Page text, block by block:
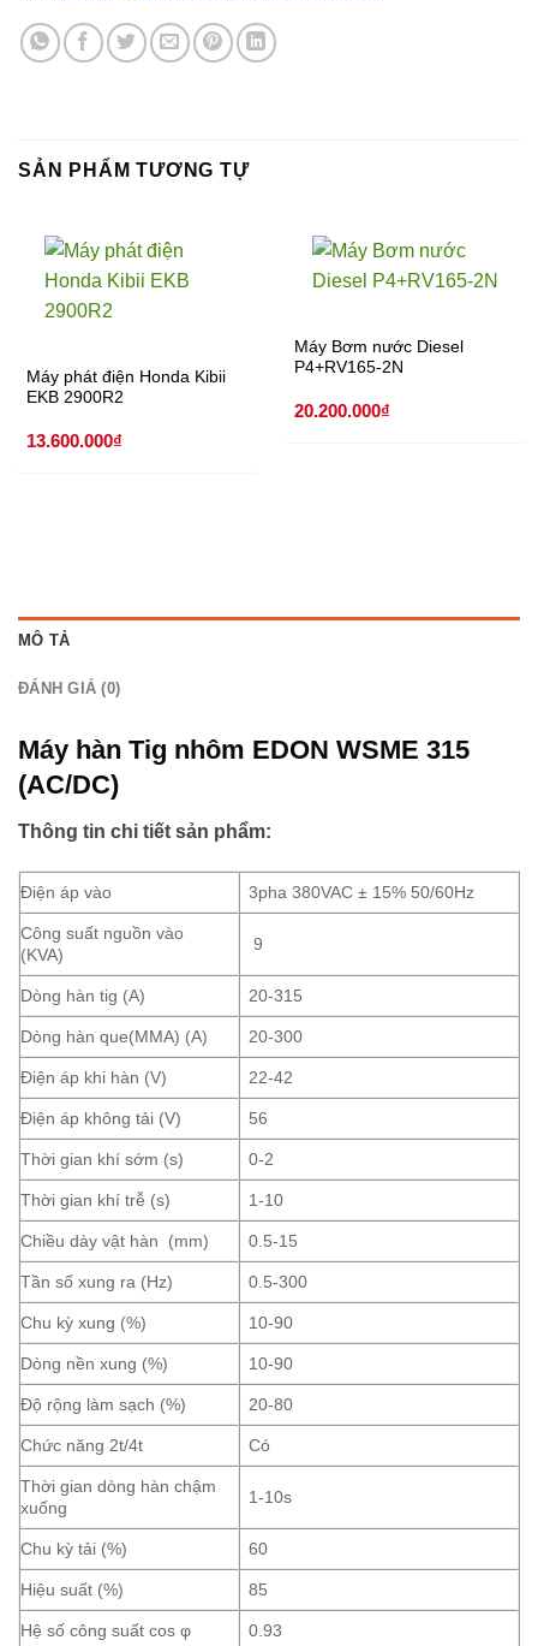
SẢN PHẨM TƯƠNG TỰ
Máy phát điện Honda Kibii
EKB 2900R2
13.600.000₫
Máy Bơm nước Diesel
P4+RV165-2N
20.200.000₫
MÔ TẢ
ĐÁNH GIÁ (0)
Máy hàn Tig nhôm EDON WSME 315
(AC/DC)
Thông tin chi tiết sản phẩm:
Điện áp vào 3pha 380VAC ± 15% 50/60Hz
Công suất nguồn vào
(KVA)
9
Dòng hàn tig (A) 20-315
Dòng hàn que(MMA) (A) 20-300
Điện áp khi hàn (V) 22-42
Điện áp không tải (V) 56
Thời gian khí sớm (s) 0-2
Thời gian khí trễ (s) 1-10
Chiều dày vật hàn (mm) 0.5-15
Tần số xung ra (Hz) 0.5-300
Chu kỳ xung (%) 10-90
Dòng nền xung (%) 10-90
Độ rộng làm sạch (%) 20-80
Chức năng 2t/4t Có
Thời gian dòng hàn chậm
xuống
1-10s
Chu kỳ tải (%) 60
Hiệu suất (%) 85
Hệ số công suất cos φ 0.93